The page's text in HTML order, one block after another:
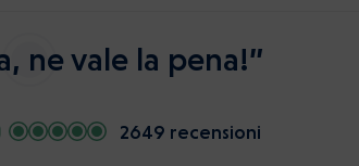
ne vale la pena!”
2649 recensioni